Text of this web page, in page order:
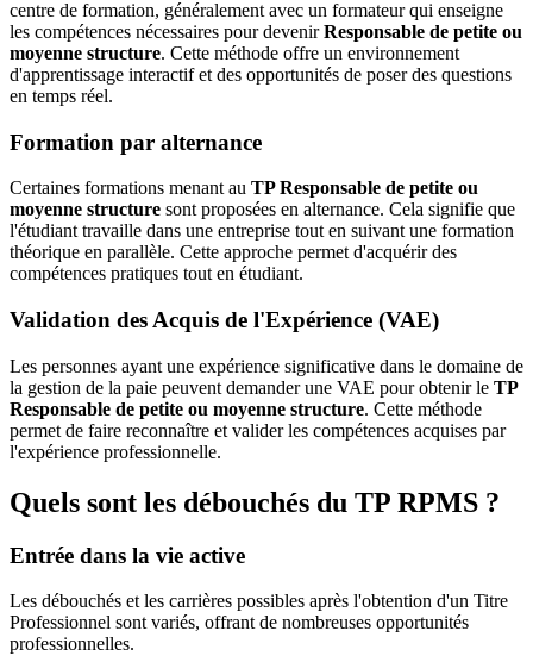
centre de formation, généralement avec un formateur qui enseigne
les compétences nécessaires pour devenirResponsable de petite ou
moyenne structure. Cette méthode offre un environnement
d'apprentissage interactif et des opportunités de poser des questions
en temps réel.
Formation par alternance
Certaines formations menant au TP Responsable de petite ou
moyenne structure sont proposées en alternance. Cela signifie que
l'étudiant travaille dans une entreprise tout en suivant une formation
théorique en parallèle. Cette approche permet d'acquérir des
compétences pratiques tout en étudiant.
Validation des Acquis de l'Expérience (VAE)
Les personnes ayant une expérience significative dans le domaine de
la gestion de la paie peuvent demander une VAE pour obtenir le TP
Responsable de petite ou moyenne structure. Cette méthode
permet de faire reconnaître et valider les compétences acquises par
l'expérience professionnelle.
Quels sont les débouchés du TP RPMS ?
Entrée dans la vie active
Les débouchés et les carrières possibles après l'obtention d'un Titre
Professionnel sont variés, offrant de nombreuses opportunités
professionnelles.